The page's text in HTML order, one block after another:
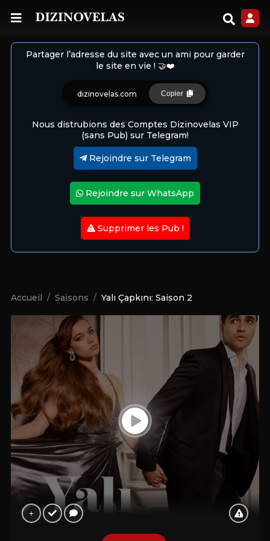
Partager l’adresse du site avec un ami pour garder
le site en vie ! 🤝❤️
dizinovelas.com Copier
Nous distrubions des Comptes Dizinovelas VIP
(sans Pub) sur Telegram!
Rejoindre sur Telegram
Rejoindre sur WhatsApp
Supprimer les Pub !
Accueil Saisons Yalı Çapkını: Saison 2